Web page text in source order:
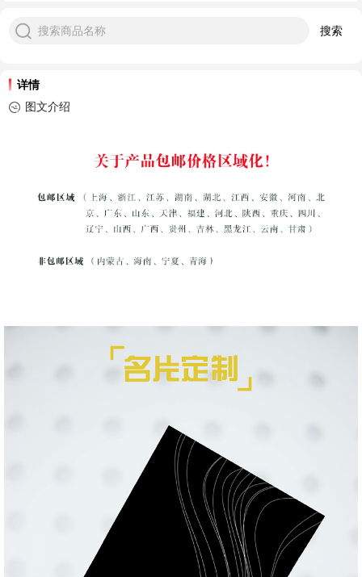
搜索商品名称 搜索
详情
图文介绍